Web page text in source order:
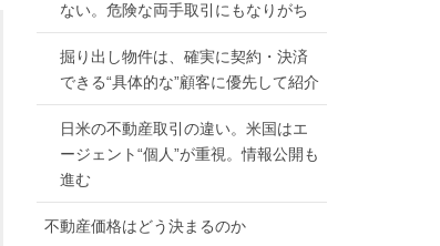
ない。危険な両手取引にもなりがち
掘り出し物件は、確実に契約・決済
できる“具体的な”顧客に優先して紹介
日米の不動産取引の違い。米国はエ
ージェント“個人”が重視。情報公開も
進む
不動産価格はどう決まるのか